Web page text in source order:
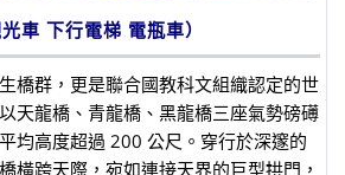
車 下行電梯 電瓶車）
橋群，更是聯合國教科文組織認定的世
天龍橋、青龍橋、黑龍橋三座氣勢磅礡
均高度超過 200 公尺。穿行於深邃的
橫跨天際，宛如連接天界的巨型拱門，